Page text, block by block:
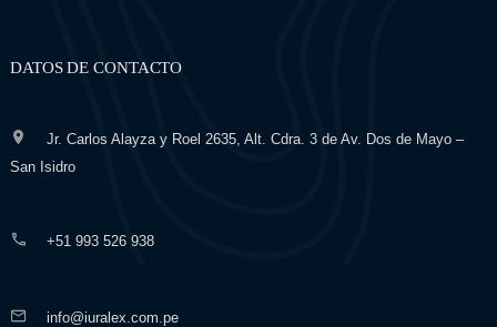
DATOS DE CONTACTO
Jr. Carlos Alayza y Roel 2635, Alt. Cdra. 3 de Av. Dos de Mayo –
San Isidro
+51 993 526 938
info@iuralex.com.pe